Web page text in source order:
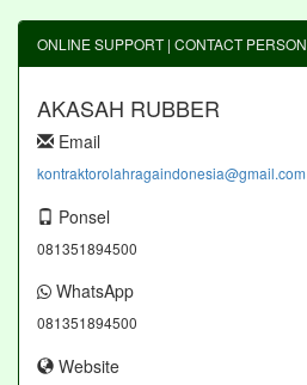
ONLINE SUPPORT | CONTACT PERSON
AKASAH RUBBER
Email
kontraktorolahragaindonesia@gmail.com
Ponsel
081351894500
WhatsApp
081351894500
Website